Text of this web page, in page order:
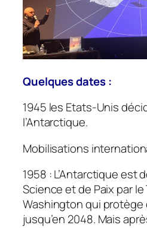
Quelques dates :
1945 les Etats-Unis
l’Antarctique.
Mobilisations
1958 : L’Antarctique est
Science et de Paix par
Washington qui protège
jusqu’en 2048. Mais